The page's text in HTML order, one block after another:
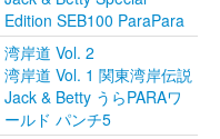
Edition SEB100 ParaPara
湾岸道 Vol. 2
湾岸道 Vol. 1 関東湾岸伝説
Jack & Betty うらPARAワ
ールド パンチ5